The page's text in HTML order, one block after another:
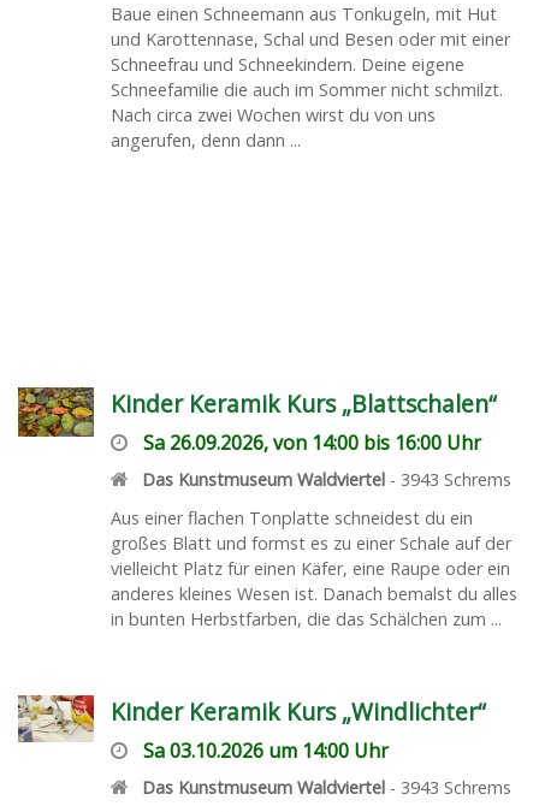
Baue einen Schneemann aus Tonkugeln, mit Hut
und Karottennase, Schal und Besen oder mit einer
Schneefrau und Schneekindern. Deine eigene
Schneefamilie die auch im Sommer nicht schmilzt.
Nach circa zwei Wochen wirst du von uns
angerufen, denn dann ...
Kinder Keramik Kurs „Blattschalen“
Sa 26.09.2026, von 14:00 bis 16:00 Uhr
Das Kunstmuseum Waldviertel - 3943 Schrems
Aus einer flachen Tonplatte schneidest du ein
großes Blatt und formst es zu einer Schale auf der
vielleicht Platz für einen Käfer, eine Raupe oder ein
anderes kleines Wesen ist. Danach bemalst du alles
in bunten Herbstfarben, die das Schälchen zum ...
Kinder Keramik Kurs „Windlichter“
Sa 03.10.2026 um 14:00 Uhr
Das Kunstmuseum Waldviertel - 3943 Schrems